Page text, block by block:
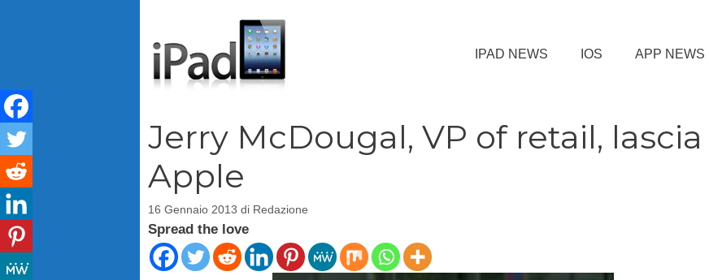
IPAD NEWS IOS APP NEWS
Jerry McDougal, VP of retail, lascia
Apple
16 Gennaio 2013 di Redazione
Spread the love